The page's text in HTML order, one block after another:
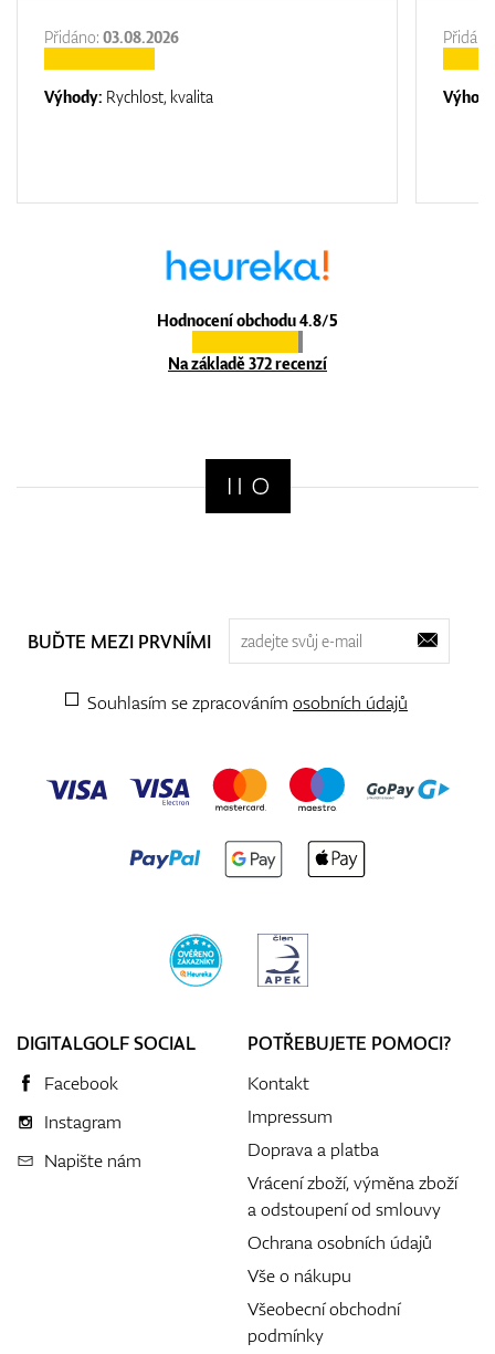
Hodnocení obchodu 4.8/5
Na základě 372 recenzí
Přidáno: 03.08.2026
Výhody: Rychlost, kvalita
BUĎTE MEZI PRVNÍMI
Souhlasím se zpracováním osobních údajů
DIGITALGOLF SOCIAL
Facebook
Instagram
Napište nám
POTŘEBUJETE POMOCI?
Kontakt
Impressum
Doprava a platba
Vrácení zboží, výměna zboží
a odstoupení od smlouvy
Ochrana osobních údajů
Vše o nákupu
Všeobecní obchodní
podmínky